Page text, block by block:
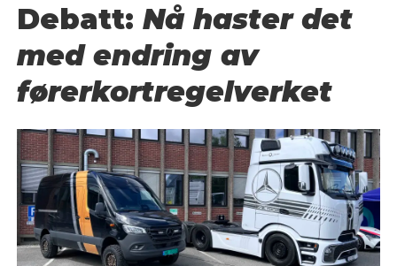
Debatt:Nå haster det
med endring av
førerkortregelverket